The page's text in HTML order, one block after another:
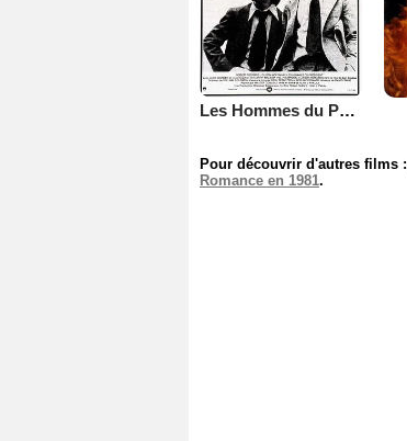
Les Hommes du Président
Pour découvrir d'autres films :
Romance en 1981.